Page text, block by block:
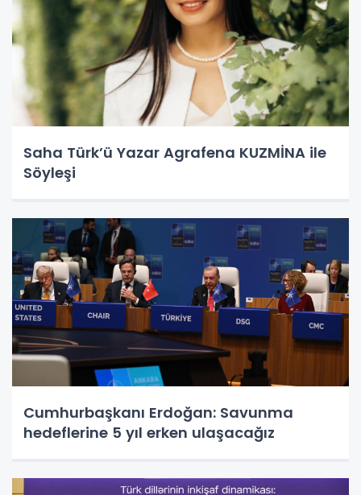
Saha Türk’ü Yazar Agrafena KUZMİNA ile
Söyleşi
Cumhurbaşkanı Erdoğan: Savunma
hedeflerine 5 yıl erken ulaşacağız